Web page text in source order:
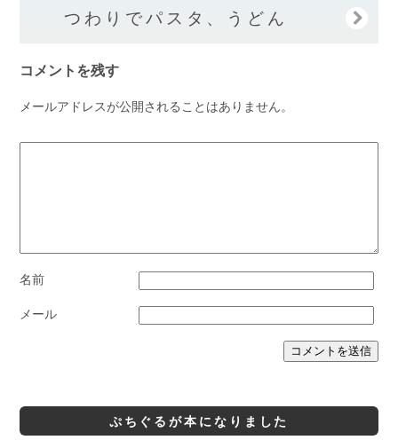
つわりでパスタ、うどん
コメントを残す
メールアドレスが公開されることはありません。
名前
メール
ぷちぐるが本になりました